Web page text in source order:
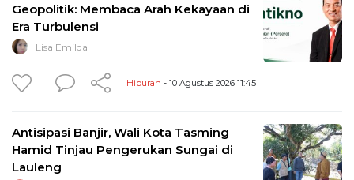
Geopolitik: Membaca Arah Kekayaan di
Era Turbulensi
Lisa Emilda
Hiburan - 10 Agustus 2026 11:45
Antisipasi Banjir, Wali Kota Tasming
Hamid Tinjau Pengerukan Sungai di
Lauleng